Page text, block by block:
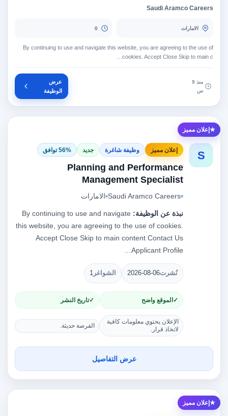
Saudi Aramco Careers
الامارات 0
By continuing to use and navigate this website, you are agreeing to the use of
cookies. Accept Close Skip to main c…
منذ 9
س
عرض
الوظيفة
إعلان مميز
S إعلان مميز وظيفة شاغرة جديد 56% توافق
Planning and Performance
Management Specialist
Saudi Aramco Careers الامارات
نبذة عن الوظيفة: By continuing to use and navigate
this website, you are agreeing to the use of cookies.
Accept Close Skip to main content Contact Us
Applicant Profile…
نُشرت2026-08-06 الشواغر 1
الموقع واضح تاريخ النشر
الإعلان يحتوي معلومات كافية
لاتخاذ قرار.
الفرصة حديثة.
عرض التفاصيل
إعلان مميز